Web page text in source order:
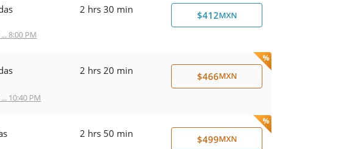
8:00 PM
2 hrs 30 min $412MXN
10:40 PM
2 hrs 20 min $466MXN
2 hrs 50 min $499MXN